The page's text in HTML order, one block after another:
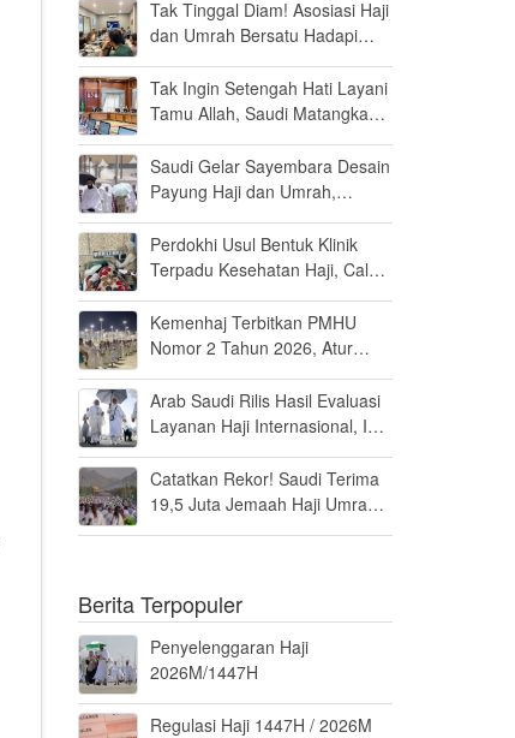
Tak Tinggal Diam! Asosiasi Haji
dan Umrah Bersatu Hadapi
Persen di MK
Tak Ingin Setengah Hati Layani
Tamu Allah, Saudi Matangkan
Saudi Gelar Sayembara Desain
Payung Haji dan Umrah,
Berpartisipasi
Perdokhi Usul Bentuk Klinik
Terpadu Kesehatan Haji, Calon
Fit to Fly
Kemenhaj Terbitkan PMHU
Nomor 2 Tahun 2026, Atur
Umrah
Arab Saudi Rilis Hasil Evaluasi
Layanan Haji Internasional, Ini
Catatkan Rekor! Saudi Terima
19,5 Juta Jemaah Haji Umrah
Berita Terpopuler
Penyelenggaran Haji
2026M/1447H
Regulasi Haji 1447H / 2026M